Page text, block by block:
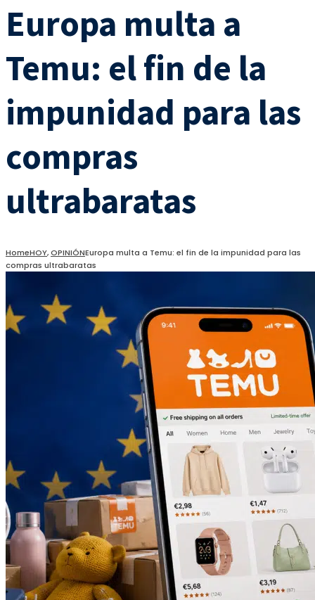
Europa multa a
Temu: el fin de la
impunidad para las
compras
ultrabaratas
HomeHOY,OPINIÓNEuropa multa a Temu: el fin de la impunidad para las
compras ultrabaratas